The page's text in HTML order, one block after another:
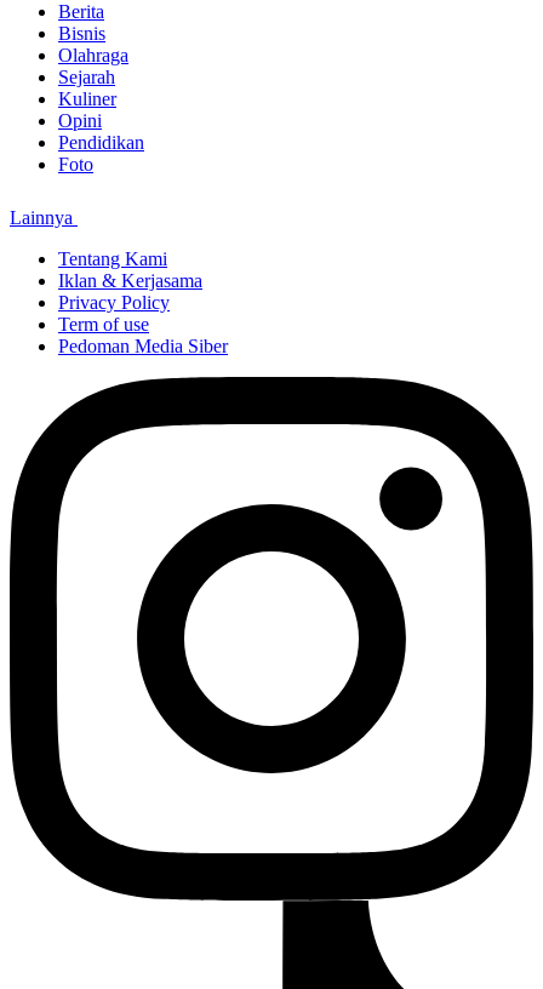
Berita
Bisnis
Olahraga
Sejarah
Kuliner
Opini
Pendidikan
Foto
Lainnya
Tentang Kami
Iklan & Kerjasama
Privacy Policy
Term of use
Pedoman Media Siber